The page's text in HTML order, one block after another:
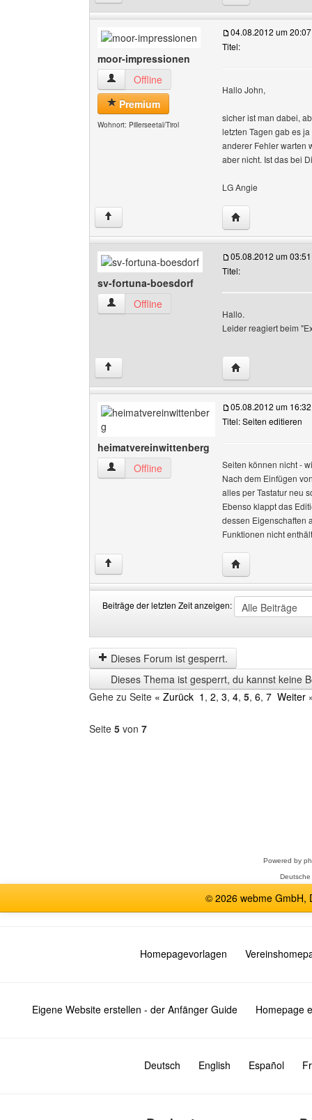
moor-impressionen
moor-impressionen Benutzer-Profile anzeigen
Offline
Premium
Wohnort: Pillerseetal/Tirol
04.08.2012 um 20:07
Titel:
Hallo John,
sicher ist man dabei,
letzten Tagen gab es
anderer Fehler warten
aber nicht. Ist das bei
LG Angie
↑ Website dieses
sv-fortuna-boesdorf
sv-fortuna-boesdorf Benutzer-Profile anzeigen
Offline
05.08.2012 um 03:51
Titel:
Hallo.
Leider reagiert beim
↑ Website dieses
heimatvereinwittenberg
heimatvereinwittenberg Benutzer-Profile
Offline
05.08.2012 um 16:32
Titel: Seiten editieren
Seiten können nicht -
Nach dem Einfügen
alles per Tastatur neu
Ebenso klappt das
dessen Eigenschaften
Funktionen nicht
↑ Website dieses
Beiträge der letzten Zeit anzeigen:
der
letzten
Zeit
anzeigen
by
Dieses Forum ist gesperrt.
Dieses Thema ist gesperrt, du kannst keine
Gehe zu Seite « Zurück 1 , 2, 3, 4, 5, 6, 7 Weiter
Seite 5 von 7
Powered by
© 2026 webme GmbH,
Homepagevorlagen
Eigene Website erstellen - der Anfänger Guide Homepage
Deutsch English Español